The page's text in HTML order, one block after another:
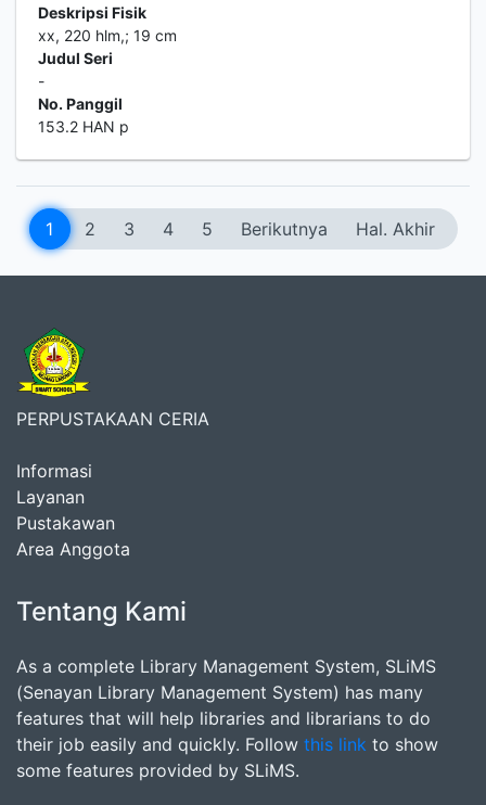
Deskripsi Fisik
xx, 220 hlm,; 19 cm
Judul Seri
-
No. Panggil
153.2 HAN p
1 2 3 4 5 Berikutnya Hal. Akhir
PERPUSTAKAAN CERIA
Informasi
Layanan
Pustakawan
Area Anggota
Tentang Kami
As a complete Library Management System, SLiMS
(Senayan Library Management System) has many
features that will help libraries and librarians to do
their job easily and quickly. Follow this link to show
some features provided by SLiMS.